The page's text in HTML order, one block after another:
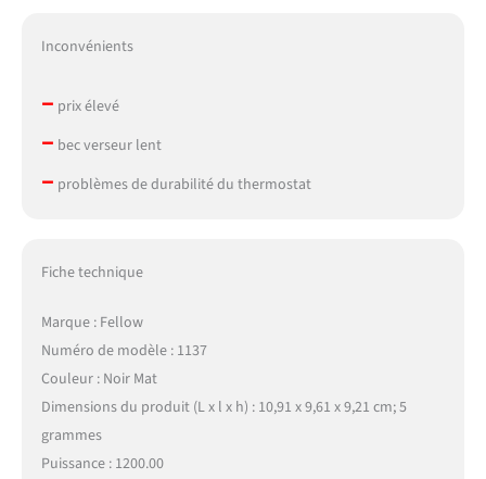
Inconvénients
– prix élevé
– bec verseur lent
– problèmes de durabilité du thermostat
Fiche technique
Marque : Fellow
Numéro de modèle : 1137
Couleur : Noir Mat
Dimensions du produit (L x l x h) : 10,91 x 9,61 x 9,21 cm; 5
grammes
Puissance : 1200.00